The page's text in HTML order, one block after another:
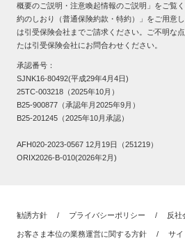
概要のご説明・注意喚起情報のご説明」をご覧
約のしおり（普通保険約款・特約）」をご用意
は引受保険会社までご請求ください。ご不明な
たは引受保険会社にお問合わせください。
承認番号：
SJNK16-80492(平成29年4月4日)
25TC-003218（2025年10月）
B25-900877（承認年月2025年9月）
B25-201245（2025年10月承認）
AFH020-2023-0567 12月19日（251219）
ORIX2026-B-010(2026年2月)
勧誘方針 / プライバシーポリシー / 反社
お客さま本位の業務運営に関する方針 / サイ